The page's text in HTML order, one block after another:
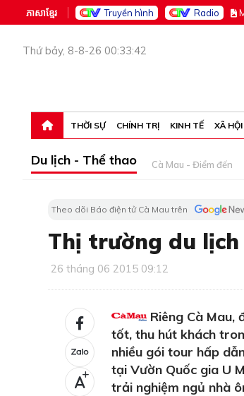
ភាសាខ្មែរ Truyền hình Radio
Thứ bảy, 8-8-26 00:33:42
THỜI SỰ CHÍNH TRỊ KINH TẾ XÃ HỘI
Du lịch - Thể thao Cà Mau - Điểm đến
Theo dõi Báo điện tử Cà Mau trên
Thị trường du lịch
26 tháng 06 2015 09:12
+
Riêng Cà
tốt, thu hút khách
nhiều gói tour hấp
tại Vườn Quốc gia U
trải nghiệm ngủ nhà